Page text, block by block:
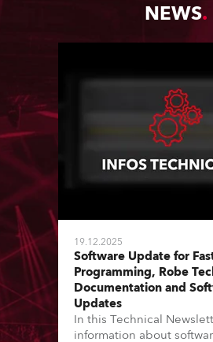
NEWS
19.12.2025
Software Update for
Programming, Robe
Documentation and
Updates
In this Technical
information about